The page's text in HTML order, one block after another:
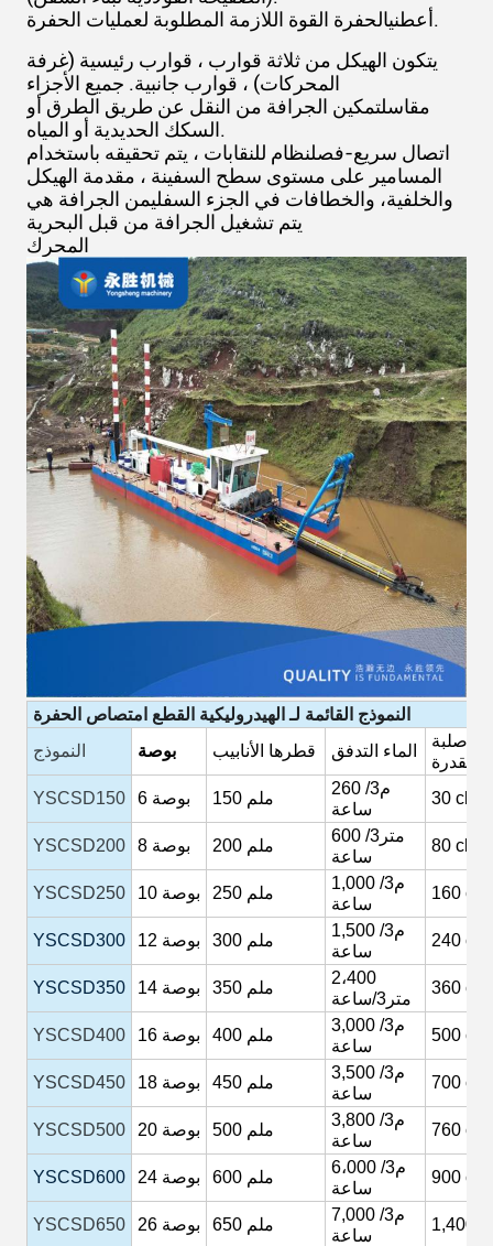
أعطنيالحفرة القوة اللازمة المطلوبة لعمليات الحفرة.
يتكون الهيكل من ثلاثة قوارب ، قوارب رئيسية (غرفة
المحركات) ، قوارب جانبية. جميع الأجزاء
مقاسلتمكين الجرافة من النقل عن طريق الطرق أو
السكك الحديدية أو المياه.
اتصال سريع-فصلنظام للنقابات ، يتم تحقيقه باستخدام
المسامير على مستوى سطح السفينة ، مقدمة الهيكل
والخلفية، والخطافات في الجزء السفليمن الجرافة هي
يتم تشغيل الجرافة من قبل البحرية
المحرك
النموذج القائمة لـ الهيدروليكية القطع امتصاص الحفرة
النموذج
بوصة قطرها الأنابيب الماء التدفق
صلبة
القدرة
YSCSD150
6 بوصة 150 ملم
260 م3/
ساعة
30
YSCSD200 8 بوصة 200 ملم
600 متر3/
ساعة
80
YSCSD250 10 بوصة 250 ملم
1,000 م3/
ساعة
160
YSCSD300 12 بوصة 300 ملم
1,500 م3/
ساعة
240
YSCSD350 14 بوصة 350 ملم
2،400
متر3/ساعة
360
YSCSD400 16 بوصة 400 ملم
3,000 م3/
ساعة
500
YSCSD450 18 بوصة 450 ملم
3,500 م3/
ساعة
700
YSCSD500 20 بوصة 500 ملم
3,800 م3/
ساعة
760
YSCSD600 24 بوصة 600 ملم
6،000 م3/
ساعة
900
YSCSD650 26 بوصة 650 ملم
7,000 م3/
ساعة
1,400